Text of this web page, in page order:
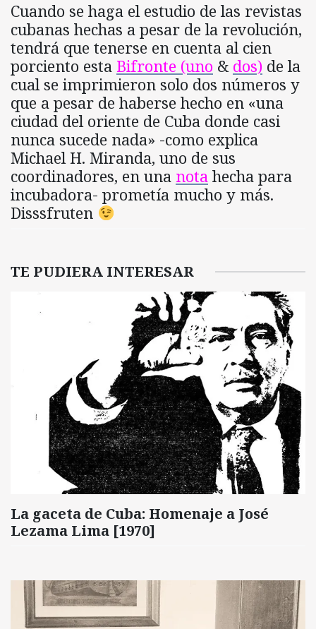
Cuando se haga el estudio de las revistas
cubanas hechas a pesar de la revolución,
tendrá que tenerse en cuenta al cien
porciento esta Bifronte (uno & dos) de la
cual se imprimieron solo dos números y
que a pesar de haberse hecho en «una
ciudad del oriente de Cuba donde casi
nunca sucede nada» -como explica
Michael H. Miranda, uno de sus
coordinadores, en una nota hecha para
incubadora- prometía mucho y más.
Disssfruten
TE PUDIERA INTERESAR
La gaceta de Cuba: Homenaje a José
Lezama Lima [1970]